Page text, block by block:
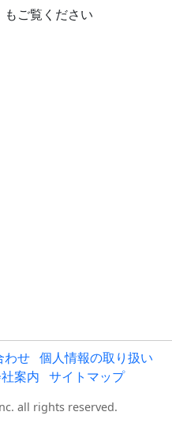
もご覧ください
わせ 個人情報の取り扱い
案内 サイトマップ
all rights reserved.